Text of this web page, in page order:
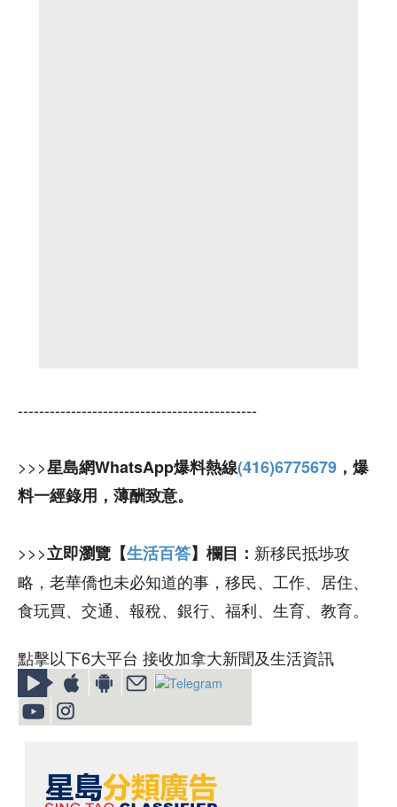
---------------------------------------------
>>>星島網WhatsApp爆料熱線(416)6775679 ，爆
料一經錄用，薄酬致意。
>>>立即瀏覽【生活百答】欄目： 新移民抵埗攻
略，老華僑也未必知道的事，移民、工作、居住、
食玩買、交通、報稅、銀行、福利、生育、教育。
點擊以下6大平台 接收加拿大新聞及生活資訊